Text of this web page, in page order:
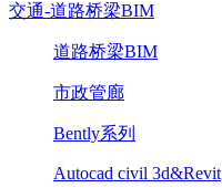
交通-道路桥梁BIM
道路桥梁BIM
市政管廊
Bently系列
Autocad civil 3d&Revit